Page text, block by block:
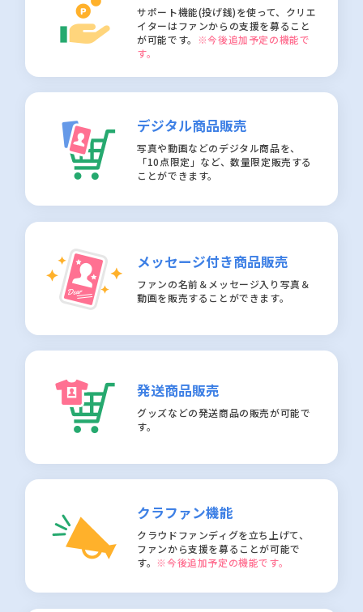
サポート機能(投げ銭)を使って、クリエ
イターはファンからの支援を募ること
が可能です。 ※今後追加予定の機能で
す。
デジタル商品販売
写真や動画などのデジタル商品を、
「10点限定」など、数量限定販売する
ことができます。
メッセージ付き商品販売
ファンの名前＆メッセージ入り写真＆
動画を販売することができます。
発送商品販売
グッズなどの発送商品の販売が可能で
す。
クラファン機能
クラウドファンディグを立ち上げて、
ファンから支援を募ることが可能で
す。 ※今後追加予定の機能です。